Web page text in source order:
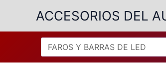
contenido
ACCESORIOS DEL